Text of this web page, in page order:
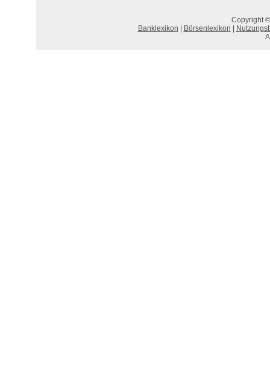
Copyright
Banklexikon
Börsenlexikon